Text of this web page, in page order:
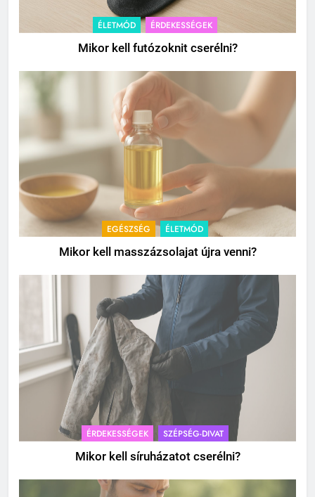
ÉLETMÓD ÉRDEKESSÉGEK
Mikor kell futózoknit cserélni?
EGÉSZSÉG ÉLETMÓD
Mikor kell masszázsolajat újra venni?
ÉRDEKESSÉGEK SZÉPSÉG-DIVAT
Mikor kell síruházatot cserélni?